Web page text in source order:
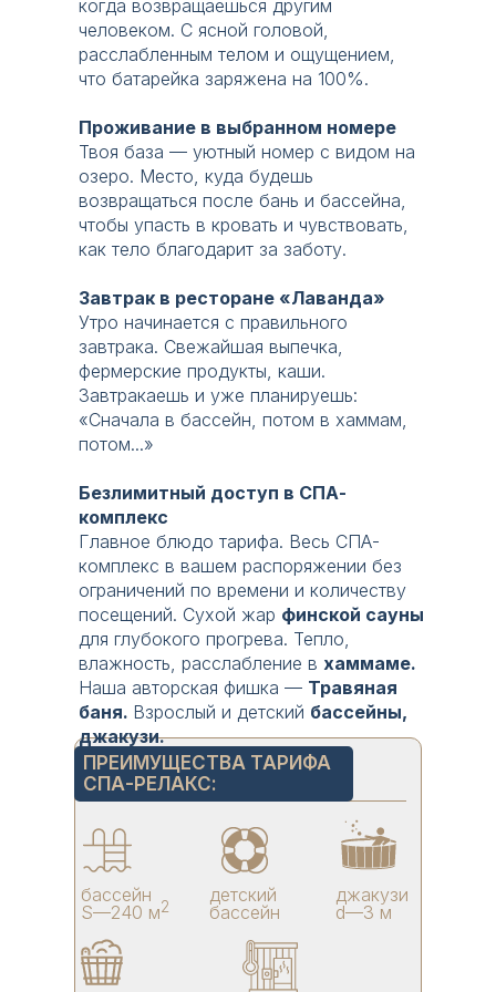
Номер с камином, где хочется
задержаться. Для пар/семей,
которые хотят не просто номер, а
атмосферу. Для тех, кто выбирает
не «где спать», а «где жить».
бассейн
финская
и ИК-
сауны
травяная
баня;
S—240 м
сть номера, где хочется
проводить время. Этот номер —
про атмосферу.
Главная деталь — настоящий
деревянный подиум и
а живое тепло, которое создает
уют. Когда за окном ветер и
дождь, а у вас горит камин,
налито вино, играет музыка —
это и есть тот самый момент
счастья, ради которого мы всё
затеяли.
Большая кровать King-size — чтобы
спать и не чувствовать друг друга,
даже если один ворочается.
Угловой диван — чтобы валяться,
читать, обниматься и смотреть
Е
когда возвращаешься другим
человеком. С ясной головой,
расслабленным телом и ощущением,
что батарейка заряжена на 100%.
Проживание в выбранном номере
Твоя база — уютный номер с видом на
озеро. Место, куда будешь
возвращаться после бань и бассейна,
чтобы упасть в кровать и чувствовать,
как тело благодарит за заботу.
Завтрак в ресторане «Лаванда»
Утро начинается с правильного
завтрака. Свежайшая выпечка,
фермерские продукты, каши.
Завтракаешь и уже планируешь:
«Сначала в бассейн, потом в хаммам,
потом...»
Безлимитный доступ в СПА-
комплекс
Главное блюдо тарифа. Весь СПА-
комплекс в вашем распоряжении без
ограничений по времени и количеству
посещений. Сухой жар финской сауны
для глубокого прогрева. Тепло,
влажность, расслабление в хаммаме.
Наша авторская фишка — Травяная
баня. Взрослый и детский бассейны,
джакузи.
джакузи
d—3 м
детский
бассейн
бассейн
S—240 м2
ПРЕИМУЩЕСТВА ТАРИФА
СПА-РЕЛАКС: